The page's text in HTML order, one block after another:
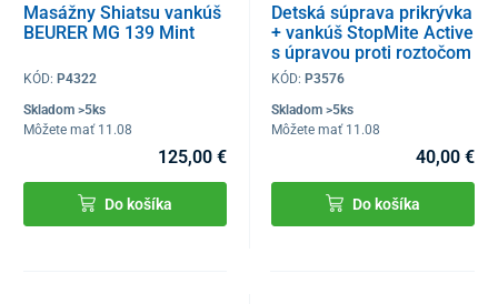
Masážny Shiatsu vankúš
BEURER MG 139 Mint
KÓD: P4322
Skladom >5ks
Môžete mať 11.08
125,00 €
Do košíka
Detská súprava prikrývka
+ vankúš StopMite Active
s úpravou proti roztočom
KÓD: P3576
Skladom >5ks
Môžete mať 11.08
40,00 €
Do košíka